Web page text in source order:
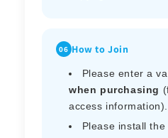
06 How to Join
Please enter a
when purchasing
access information).
Please install the